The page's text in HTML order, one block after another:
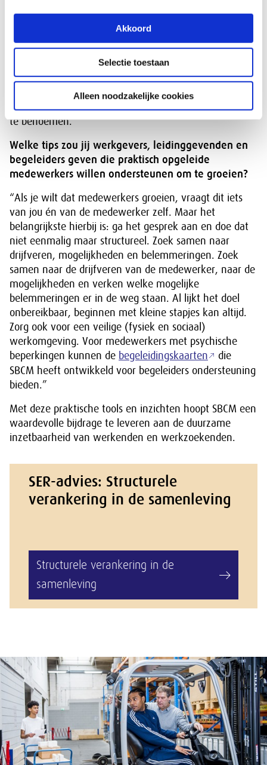
Akkoord
Selectie toestaan
Alleen noodzakelijke cookies
aansluiten bij de taal die binnen de organisatie gebruikt
wordt. Deze thema’s kunnen in de gesprekscyclus en
in werkoverleggen terugkomen en concrete afspraken
kunnen vastgelegd worden in een Individueel
Ontwikkelings Plan (IOP). Zo werk je samen aan
duurzame inzetbaarheid zonder het begrip zelf steeds
te benoemen.”
Welke tips zou jij werkgevers, leidinggevenden en
begeleiders geven die praktisch opgeleide
medewerkers willen ondersteunen om te groeien?
“Als je wilt dat medewerkers groeien, vraagt dit iets
van jou én van de medewerker zelf. Maar het
belangrijkste hierbij is: ga het gesprek aan en doe dat
niet eenmalig maar structureel. Zoek samen naar
drijfveren, mogelijkheden en belemmeringen. Zoek
samen naar de drijfveren van de medewerker, naar de
mogelijkheden en verken welke mogelijke
belemmeringen er in de weg staan. Al lijkt het doel
onbereikbaar, beginnen met kleine stapjes kan altijd.
Zorg ook voor een veilige (fysiek en sociaal)
werkomgeving. Voor medewerkers met psychische
beperkingen kunnen de begeleidingskaarten
die
SBCM heeft ontwikkeld voor begeleiders ondersteuning
bieden.”
Met deze praktische tools en inzichten hoopt SBCM een
waardevolle bijdrage te leveren aan de duurzame
inzetbaarheid van werkenden en werkzoekenden.
SER-advies: Structurele
verankering in de samenleving
Structurele verankering in de
samenleving